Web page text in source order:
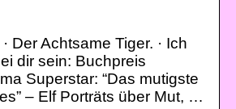
Der Achtsame Tiger. · Ich
dir sein: Buchpreis
Superstar: “Das mutigste
– Elf Porträts über Mut, …